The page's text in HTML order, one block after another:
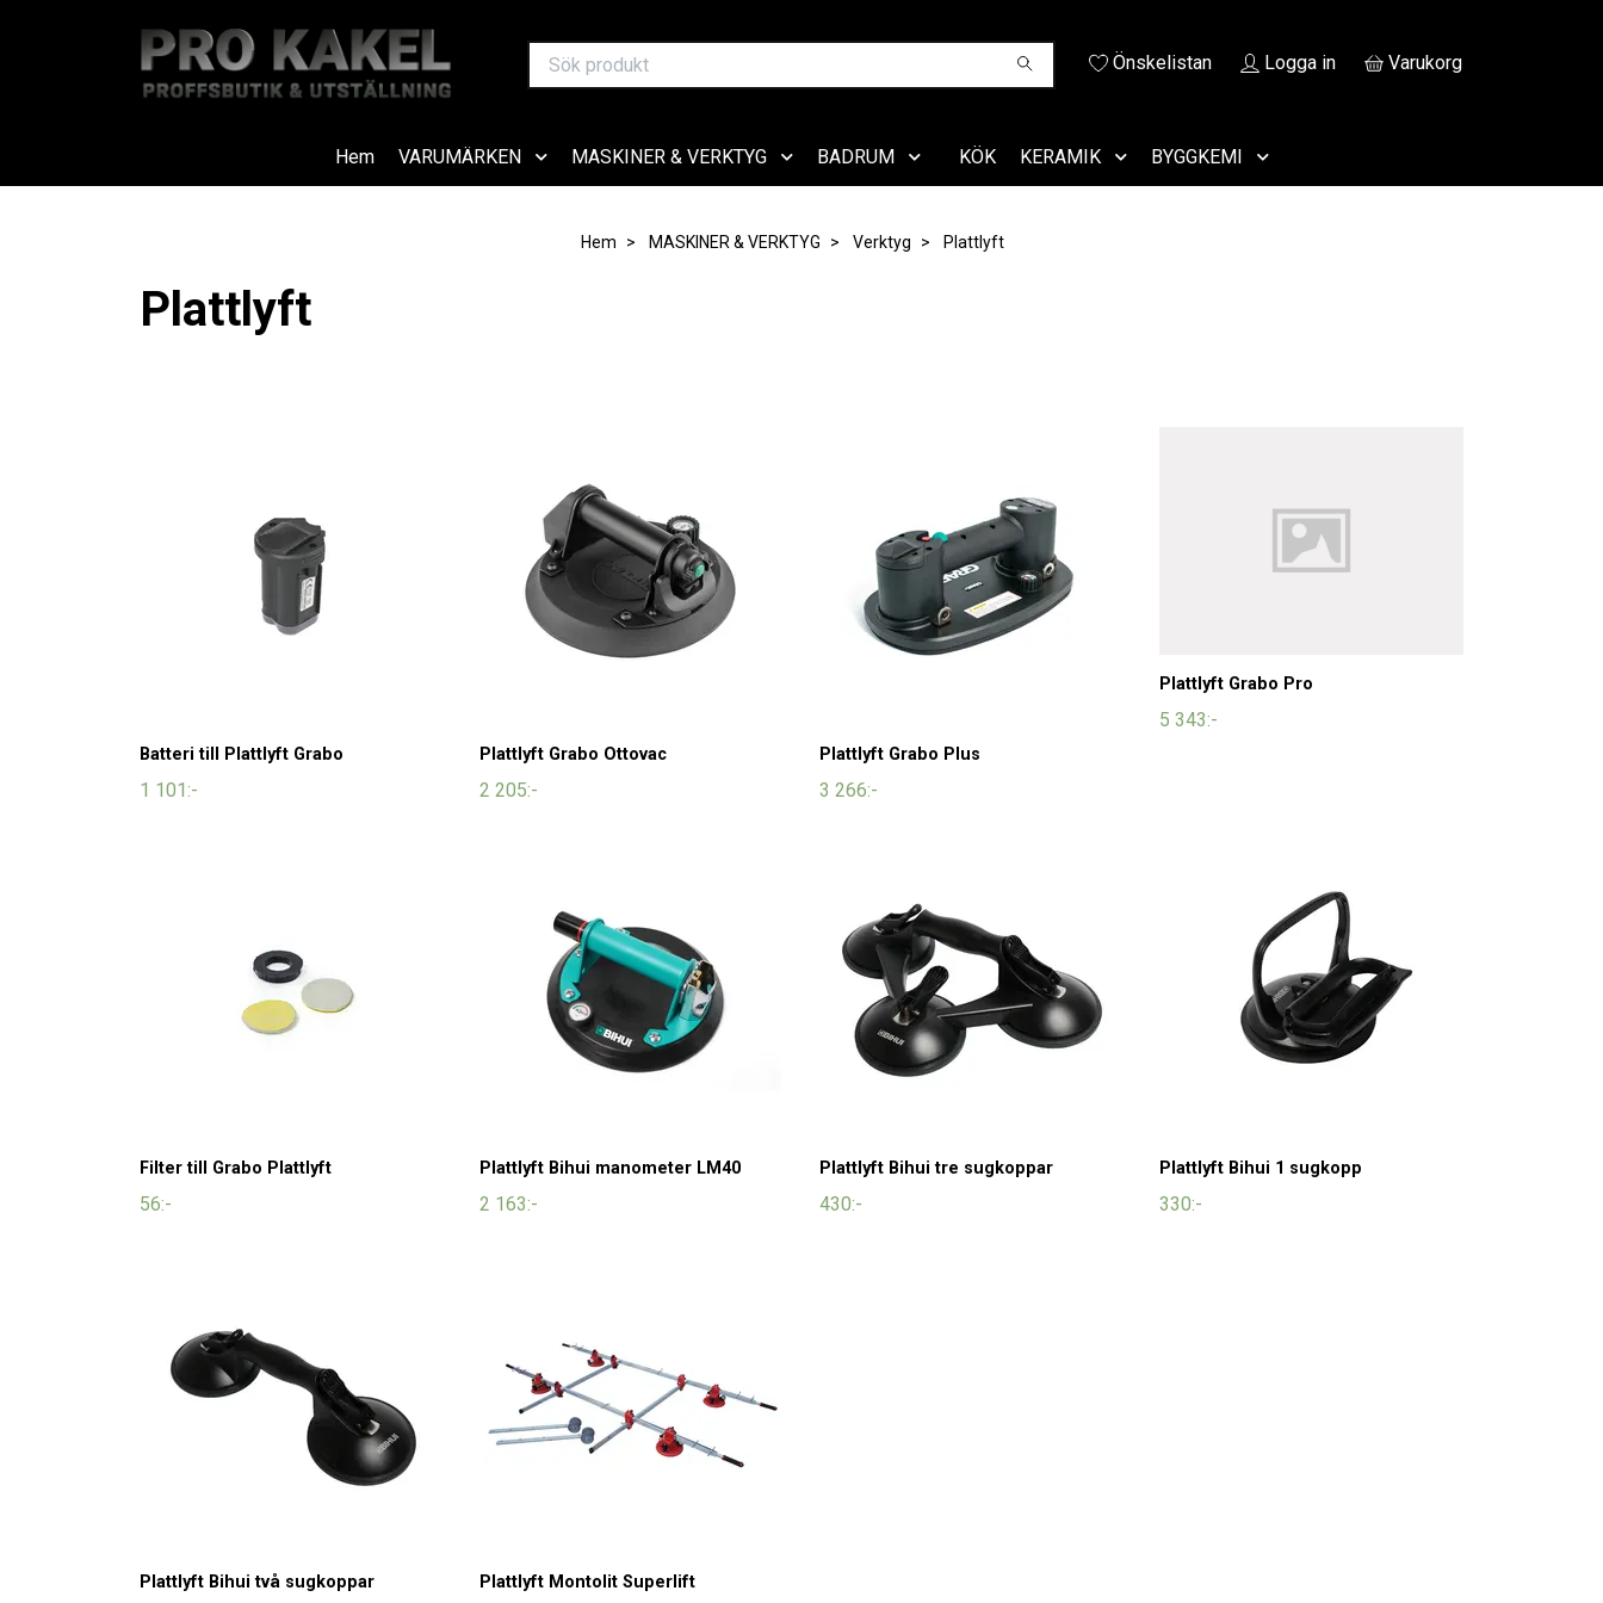
Önskelistan Logga in Varukorg
Hem VARUMÄRKEN MASKINER & VERKTYG BADRUM KÖK KERAMIK BYGGKEMI
Hem MASKINER & VERKTYG Verktyg Plattlyft
Plattlyft
Batteri till Plattlyft Grabo
1 101:-
Plattlyft Grabo Ottovac
2 205:-
Plattlyft Grabo Plus
3 266:-
Plattlyft Grabo Pro
5 343:-
Filter till Grabo Plattlyft
56:-
Plattlyft Bihui manometer LM40
2 163:-
Plattlyft Bihui tre sugkoppar
430:-
Plattlyft Bihui 1 sugkopp
330:-
Plattlyft Bihui två sugkoppar Plattlyft Montolit Superlift